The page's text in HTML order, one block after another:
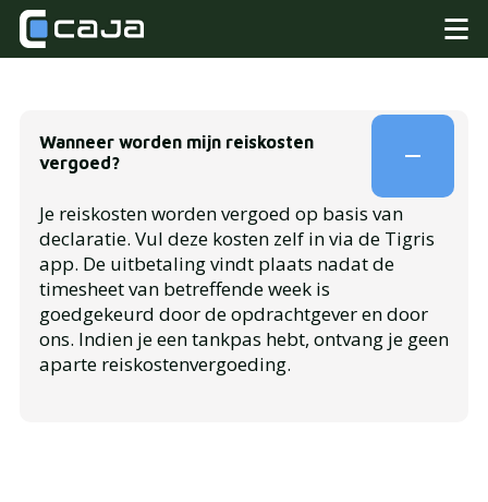
Wanneer worden mijn reiskosten
vergoed?
Je reiskosten worden vergoed op basis van
declaratie. Vul deze kosten zelf in via de Tigris
app. De uitbetaling vindt plaats nadat de
timesheet van betreffende week is
goedgekeurd door de opdrachtgever en door
ons. Indien je een tankpas hebt, ontvang je geen
aparte reiskostenvergoeding.